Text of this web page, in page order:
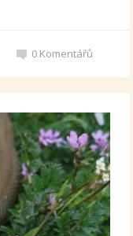
0 Komentářů